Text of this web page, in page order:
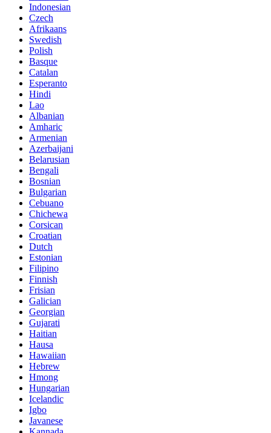
Indonesian
Czech
Afrikaans
Swedish
Polish
Basque
Catalan
Esperanto
Hindi
Lao
Albanian
Amharic
Armenian
Azerbaijani
Belarusian
Bengali
Bosnian
Bulgarian
Cebuano
Chichewa
Corsican
Croatian
Dutch
Estonian
Filipino
Finnish
Frisian
Galician
Georgian
Gujarati
Haitian
Hausa
Hawaiian
Hebrew
Hmong
Hungarian
Icelandic
Igbo
Javanese